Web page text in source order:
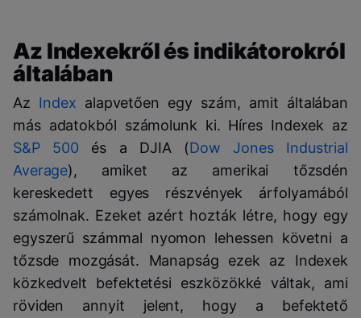
Az Indexekről és indikátorokról
általában
Az Index alapvetően egy szám, amit általában
más adatokból számolunk ki. Híres Indexek az
S&P 500 és a DJIA (Dow Jones Industrial
Average), amiket az amerikai tőzsdén
kereskedett egyes részvények árfolyamából
számolnak. Ezeket azért hozták létre, hogy egy
egyszerű számmal nyomon lehessen követni a
tőzsde mozgását. Manapság ezek az Indexek
közkedvelt befektetési eszközökké váltak, ami
röviden annyit jelent, hogy a befektető